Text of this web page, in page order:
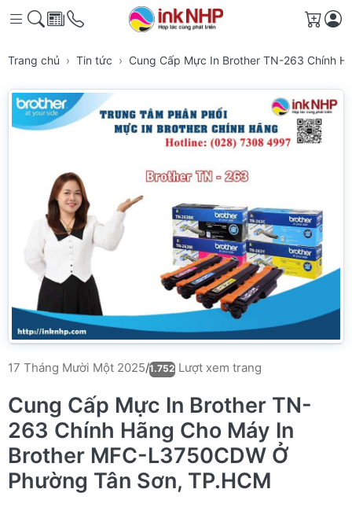
Giỏ
Trang chủ Tin tức Cung Cấp Mực In Brother TN-263 Chính
17 Tháng Mười Một 2025/1.752 Lượt xem trang
Cung Cấp Mực In Brother TN-
263 Chính Hãng Cho Máy In
Brother MFC-L3750CDW Ở
Phường Tân Sơn, TP.HCM